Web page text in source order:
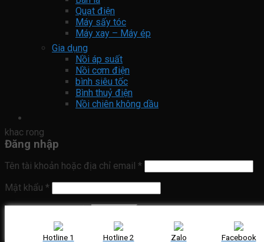
Quạt điện
Máy sấy tóc
Máy xay – Máy ép
Gia dụng
Nồi áp suất
Nồi cơm điện
bình siêu tốc
Bình thuỷ điện
Nồi chiên không dầu
khac rong
Hotline 1 Hotline 2 Zalo Facebook
Đăng nhập
Tên tài khoản hoặc địa chỉ email *
Mật khẩu *
Quên mật khẩu?